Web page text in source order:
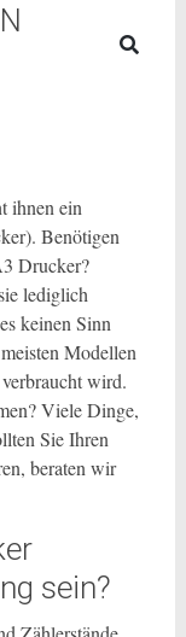
ihnen ein
Benötigen
Drucker?
lediglich
keinen Sinn
Modellen
wird.
Viele Dinge,
Sie Ihren
beraten wir
sein?